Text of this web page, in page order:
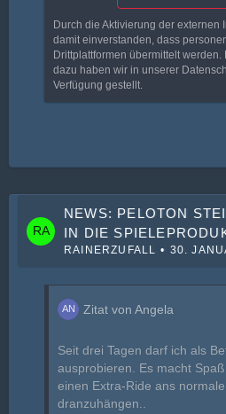
Durch die Aktivierung der externen
damit einverstanden, dass
Drittplattformen übermittelt werden.
dazu haben wir in unserer
Verfügung gestellt.
NEWS: PELOTON
IN DIE
RAINERZUFALL 30.
Zitat von Angela
Seit drei Tagen darf ich als
ausprobieren. Es macht
einen Extra-Ride ans
dranzuhängen..